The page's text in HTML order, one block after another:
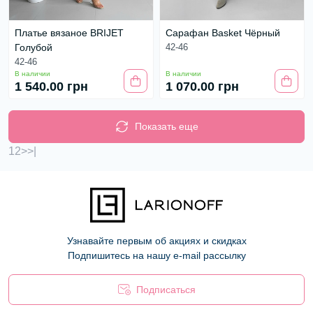
Платье вязаное BRIJET
Голубой
42-46
В наличии
1 540.00 грн
Сарафан Basket Чёрный
42-46
В наличии
1 070.00 грн
Показать еще
1 2>>|
Узнавайте первым об акциях и скидках
Подпишитесь на нашу e-mail рассылку
Подписаться